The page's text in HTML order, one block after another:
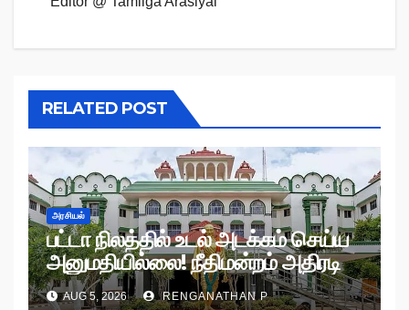
RELATED POST
அரசியல்
பட்டா நிலத்தில் உடல் அடக்கம் செய்ய
அனுமதியில்லை! நீதிமன்றம் அதிரடி
உத்தரவு!
AUG 5, 2026 RENGANATHAN P